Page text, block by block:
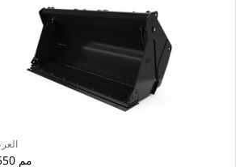
2550 مم